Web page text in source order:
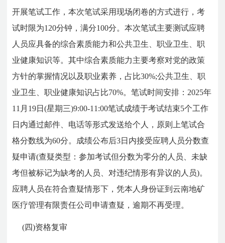
开展笔试工作，本次笔试采用现场闭卷的方式进行，考
试时限为120分钟，满分100分。本次笔试主要测试应聘
人员应具备的综合素质能力和公共卫生、职业卫生、职
业健康知识等。其中综合素质能力主要考察对党的政策
方针的掌握情况以及职业素养，占比30%;公共卫生、职
业卫生、职业健康知识占比70%。笔试时间安排：2025年
11月19日(星期三)9:00-11:00笔试成绩于考试结束5个工作
日内通过邮件、电话等形式发送给个人，原则上笔试合
格分数线为60分。成绩公布后3日内接受应聘人员分数查
疑申请(查疑类型：参加考试但分数为零分的人员、未缺
考但被标记为缺考的人员、对违纪情形有异议的人员)。
应聘人员在符合查疑情形下，凭本人身份证到云南地矿
医疗管理有限责任公司申请查疑，逾期不再受理。
(四)资格复审